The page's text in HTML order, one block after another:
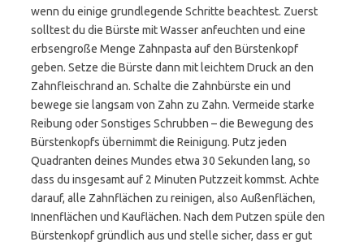
wenn du einige grundlegende Schritte beachtest. Zuerst
solltest du die Bürste mit Wasser anfeuchten und eine
erbsengroße Menge Zahnpasta auf den Bürstenkopf
geben. Setze die Bürste dann mit leichtem Druck an den
Zahnfleischrand an. Schalte die Zahnbürste ein und
bewege sie langsam von Zahn zu Zahn. Vermeide starke
Reibung oder Sonstiges Schrubben – die Bewegung des
Bürstenkopfs übernimmt die Reinigung. Putz jeden
Quadranten deines Mundes etwa 30 Sekunden lang, so
dass du insgesamt auf 2 Minuten Putzzeit kommst. Achte
darauf, alle Zahnflächen zu reinigen, also Außenflächen,
Innenflächen und Kauflächen. Nach dem Putzen spüle den
Bürstenkopf gründlich aus und stelle sicher, dass er gut